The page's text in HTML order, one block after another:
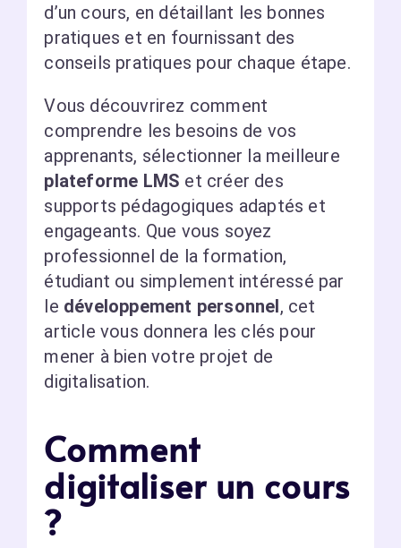
d’un cours, en détaillant les bonnes
pratiques et en fournissant des
conseils pratiques pour chaque étape.
Vous découvrirez comment
comprendre les besoins de vos
apprenants, sélectionner la meilleure
plateforme LMS et créer des
supports pédagogiques adaptés et
engageants. Que vous soyez
professionnel de la formation,
étudiant ou simplement intéressé par
le développement personnel, cet
article vous donnera les clés pour
mener à bien votre projet de
digitalisation.
Comment
digitaliser un cours
?